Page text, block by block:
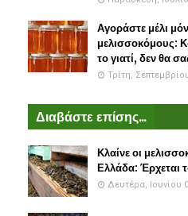
Αγοράστε μέλι
μελισσοκόμους:
το γιατί, δεν θα
Τρίτη,
Διαβάστε επίσης...
Κλαίνε οι
Ελλάδα: Έρχεται
Δευτέρα, Ιουνίου